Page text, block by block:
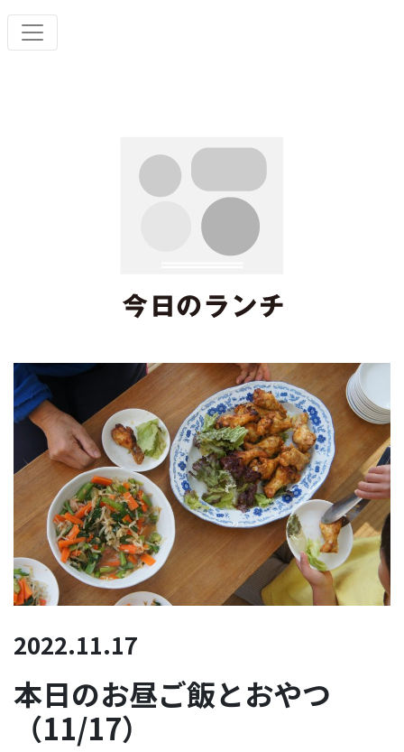
2022.11.17
本日のお昼ご飯とおやつ
（11/17）